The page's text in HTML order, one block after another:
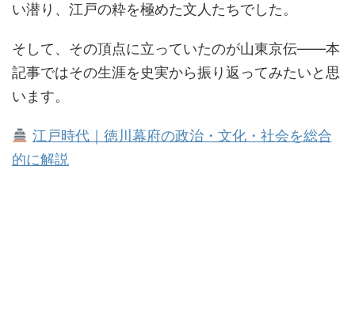
い潜り、江戸の粋を極めた文人たちでした。
そして、その頂点に立っていたのが山東京伝――本
記事ではその生涯を史実から振り返ってみたいと思
います。
江戸時代｜徳川幕府の政治・文化・社会を総合
的に解説